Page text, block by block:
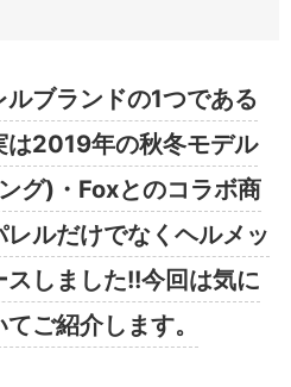
ブランドの1つである
は2019年の秋冬モデル
グ)・Foxとのコラボ商
ルだけでなくヘルメッ
スしました!!今回は気に
ご紹介します。